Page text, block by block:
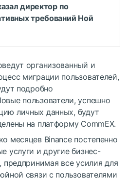
директор по
требований Ной
организованный и
миграции пользователей,
подробно
пользователи, успешно
личных данных, будут
на платформу CommEX.
месяцев Binance постепенно
услуги и другие бизнес-
предпринимая все усилия для
связи с пользователями